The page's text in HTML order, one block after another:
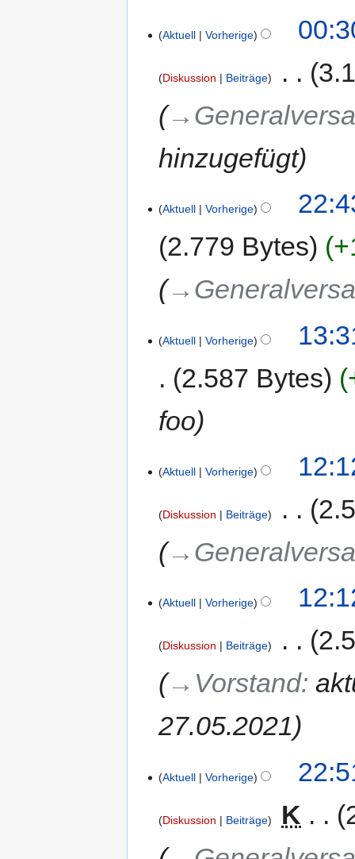
Aktuell Vorherige
Diskussion Beiträge
hinzugefügt
Aktuell Vorherige
2.779 Bytes
Aktuell Vorherige
2.587 Bytes
foo
Aktuell Vorherige
Diskussion Beiträge
Aktuell Vorherige
Diskussion Beiträge
→‎Vorstand:
27.05.2021
Aktuell Vorherige
Diskussion Beiträge K